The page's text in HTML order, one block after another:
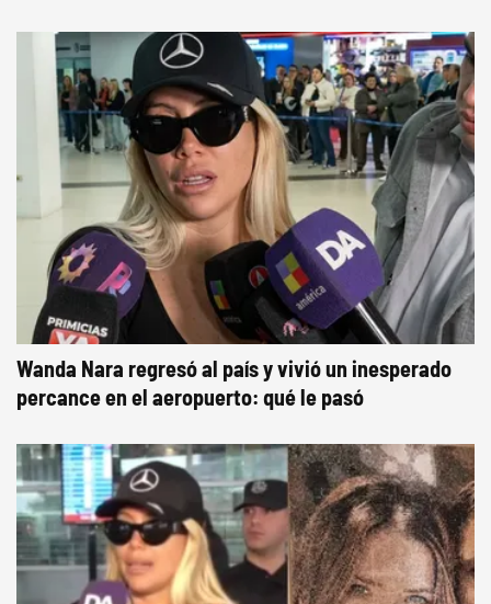
Wanda Nara regresó al país y vivió un inesperado
percance en el aeropuerto: qué le pasó